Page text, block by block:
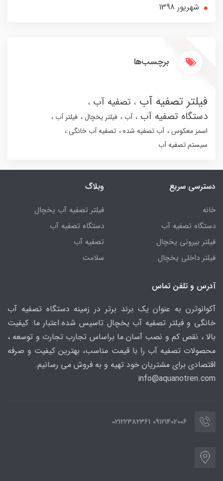
شهریور 1398
برچسب‌ها
فیلتر تصفیه آب
تصفیه آب
دستگاه تصفیه آب
آب فیلتر یخچال
فیلتر آب
اسمز معکوس
آب تصفیه شده
تصفیه آب خانگی
سیستم تصفیه آب
دسترسی سریع
خانه
دستگاه تصفیه آب
فیلتر بیرونی یخچال
فیلتر داخلی یخچال
وبلاگ
فیلتر تصفیه آب یخچال
دستگاه تصفیه آب
تصفیه آب
سلامت
آدرس و تلفن تماس
آکوانوترن به عنوان یک برند برتر در زمینه دستگاه تصفیه آب
خانگی و فیلتر تصفیه آب یخچال تاسیس شده.اعتبار ما: کیفیت
بالا ، نقص کم و نصب آسان.ما براساس تجارب تجارت و توسعه ،
محصولات تصفیه آب را با قیمت مناسب، بهترین کیفیت و صرفه
اقتصادی برای مشتریان خود تهیه و به فروش می رسانیم.
info@aquanotren.com
09121402006 02122382361